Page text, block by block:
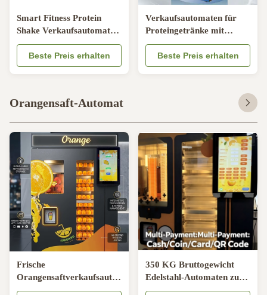
Smart Fitness Protein
Shake Verkaufsautomat
mit 6-Kanal-Pulver-
Speicher und heiß-kalte
Brauerei Anpassungs-
Beste Preis erhalten
Verkaufsautomaten für
Proteingetränke mit
mehreren
Zahlungsmethoden und
automatischer
Beste Preis erhalten
Orangensaft-Automat
Frische
Orangensaftverkaufsautomat
mit Kompressor-basierter
350 KG Bruttogewicht
Edelstahl-Automaten zum
Verkauf von Orangensaft